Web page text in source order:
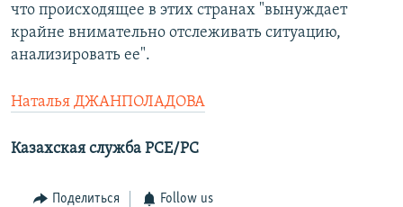
что происходящее в этих странах "вынуждает
крайне внимательно отслеживать ситуацию,
анализировать ее".
Наталья ДЖАНПОЛАДОВА
Казахская служба РСЕ/РС
Поделиться Follow us